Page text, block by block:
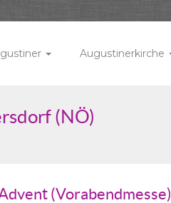
Augustinerkirche
(NÖ)
(Vorabendmesse)